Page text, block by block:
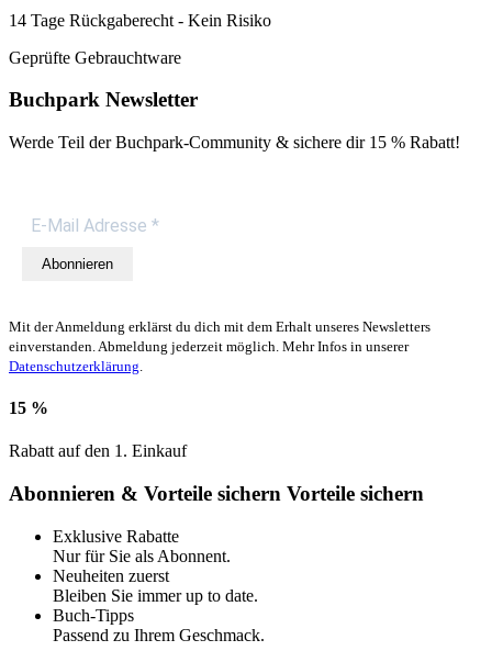
14 Tage Rückgaberecht - Kein Risiko
Geprüfte Gebrauchtware
Buchpark Newsletter
Werde Teil der Buchpark-Community & sichere dir 15 % Rabatt!
Abonnieren
Mit der Anmeldung erklärst du dich mit dem Erhalt unseres Newsletters
einverstanden. Abmeldung jederzeit möglich. Mehr Infos in unserer
Datenschutzerklärung
15 %
Rabatt auf den 1. Einkauf
Abonnieren & Vorteile sichern Vorteile sichern
Exklusive Rabatte
Nur für Sie als Abonnent.
Neuheiten zuerst
Bleiben Sie immer up to date.
Buch-Tipps
Passend zu Ihrem Geschmack.